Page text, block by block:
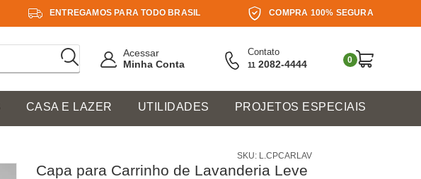
ENTREGAMOS PARA TODO BRASIL COMPRA 100% SEGURA
Acessar
Minha Conta
Contato
11 2082-4444 0
CASA E LAZER UTILIDADES PROJETOS ESPECIAIS
SKU: L.CPCARLAV
Capa para Carrinho de Lavanderia Leve